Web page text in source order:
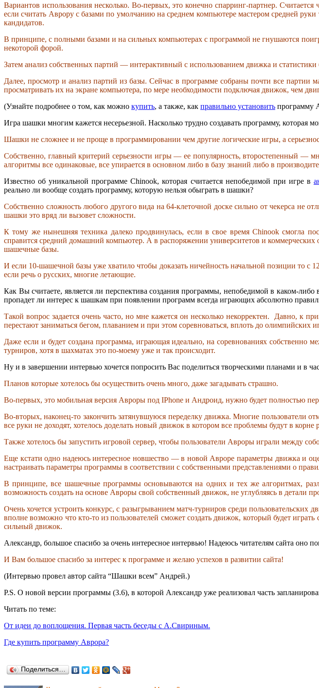
Вариантов использования несколько. Во-первых, это конечно спарринг-партнер.
если считать Аврору с базами по умолчанию на среднем компьютере мастером средней
кандидатов.
В принципе, с полными базами и на сильных компьютерах с программой не гнушаются
некоторой форой.
Затем анализ собственных партий — интерактивный с использованием движка и
Далее, просмотр и анализ партий из базы. Сейчас в программе собраны почти все партии
просматривать их на экране компьютера, по мере необходимости подключая движок, чем
(Узнайте подробнее о том, как можно купить, а также, как правильно установить программу
Игра шашки многим кажется несерьезной. Насколько трудно создавать программу, которая
Шашки не сложнее и не проще в программировании чем другие логические игры, а
Собственно, главный критерий серьезности игры — ее популярность, второстепенный —
алгоритмы все одинаковые, все упирается в основном либо в базу знаний либо в
Известно об уникальной программе Chinook, которая считается непобедимой при игре в
реально ли вообще создать программу, которую нельзя обыграть в шашки?
Собственно сложность любого другого вида на 64-клеточной доске сильно от чекерса не
шашки это вряд ли вызовет сложности.
К тому же нынешняя техника далеко продвинулась, если в свое время Chinook смогла
справится средний домашний компьютер. А в распоряжении университетов и
шашечные базы.
И если 10-шашечной базы уже хватило чтобы доказать ничейность начальной позиции то
если речь о русских, многие летающие.
Как Вы считаете, является ли перспектива создания программы, непобедимой в каком-
пропадет ли интерес к шашкам при появлении программ всегда играющих абсолютно
Такой вопрос задается очень часто, но мне кажется он несколько некорректен. Давно,
перестают заниматься бегом, плаванием и при этом соревноваться, вплоть до олимпийских
Даже если и будет создана программа, играющая идеально, на соревнованиях собственно
турниров, хотя в шахматах это по-моему уже и так происходит.
Ну и в завершении интервью хочется попросить Вас поделиться творческими планами и в
Планов которые хотелось бы осуществить очень много, даже загадывать страшно.
Во-первых, это мобильная версия Авроры под IPhone и Андроид, нужно будет полностью
Во-вторых, наконец-то закончить затянувшуюся переделку движка. Многие
все руки не доходят, хотелось доделать новый движок в котором все проблемы будут в
Также хотелось бы запустить игровой сервер, чтобы пользователи Авроры играли между
Еще кстати одно надеюсь интересное новшество — в новой Авроре параметры движка и
настраивать параметры программы в соответствии с собственными представлениями о
В принципе, все шашечные программы основываются на одних и тех же алгоритмах,
возможность создать на основе Авроры свой собственный движок, не углубляясь в детали
Очень хочется устроить конкурс, с разыгрыванием матч-турниров среди
вполне возможно что кто-то из пользователей сможет создать движок, который будет
сильный движок.
Александр, большое спасибо за очень интересное интервью! Надеюсь читателям сайта оно
И Вам большое спасибо за интерес к программе и желаю успехов в развитии сайта!
(Интервью провел автор сайта “Шашки всем” Андрей.)
P.S. О новой версии программы (3.6), в которой Александр уже реализовал часть
Читать по теме:
От идеи до воплощения. Первая часть беседы с А.Свириным.
Где купить программу Аврора?
Поделиться…